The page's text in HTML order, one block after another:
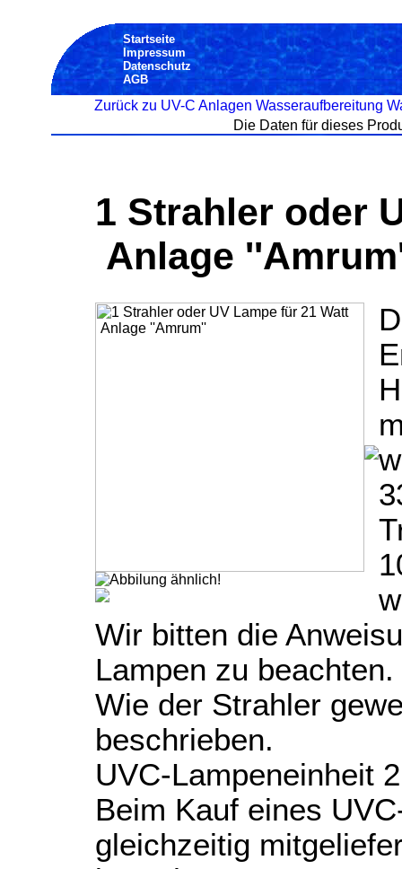
Startseite
Impressum
Datenschutz
AGB
Zurück zu UV-C Anlagen Wasseraufbereitung
Die Daten für dieses
1 Strahler oder
Anlage
Wir bitten die
Lampen zu beachten.
Wie der Strahler
beschrieben.
UVC-Lampeneinheit
Beim Kauf eines
gleichzeitig